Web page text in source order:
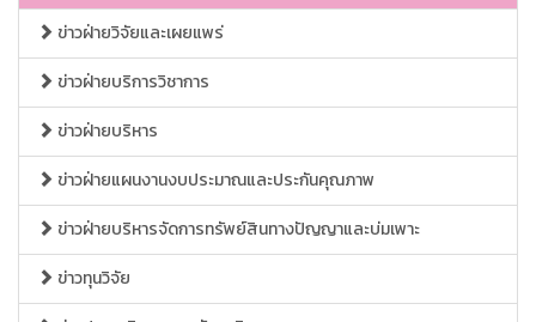
ข่าวฝ่ายวิจัยและเผยแพร่
ข่าวฝ่ายบริการวิชาการ
ข่าวฝ่ายบริหาร
ข่าวฝ่ายแผนงานงบประมาณและประกันคุณภาพ
ข่าวฝ่ายบริหารจัดการทรัพย์สินทางปัญญาและบ่มเพาะ
ข่าวทุนวิจัย